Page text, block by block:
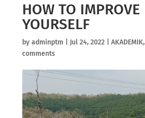
HOW TO IMPROVE
YOURSELF
by adminptm Jul 24, 2022| AKADEMIK,
comments